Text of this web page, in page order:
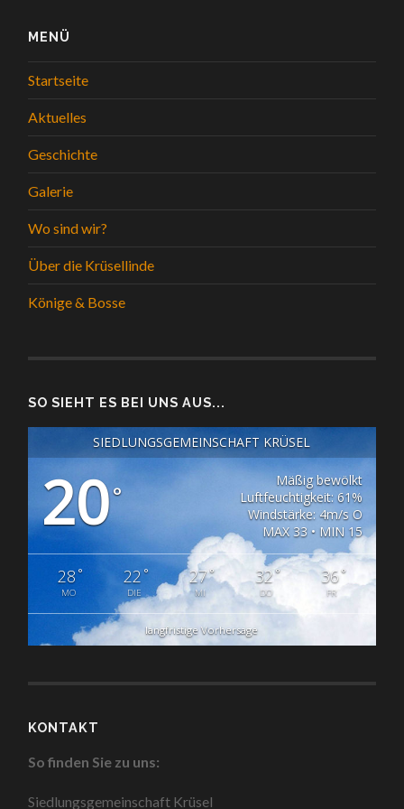
MENÜ
Startseite
Aktuelles
Geschichte
Galerie
Wo sind wir?
Über die Krüsellinde
Könige & Bosse
SO SIEHT ES BEI UNS AUS...
SIEDLUNGSGEMEINSCHAFT KRÜSEL
20°
Mäßig bewölkt
Luftfeuchtigkeit: 61%
Windstärke: 4m/s O
MAX 33 • MIN 15
28°
MO
22 °
DIE
27°
MI
32°
DO
36°
FR
langfristige Vorhersage
KONTAKT
So finden Sie zu uns:
Siedlungsgemeinschaft Krüsel